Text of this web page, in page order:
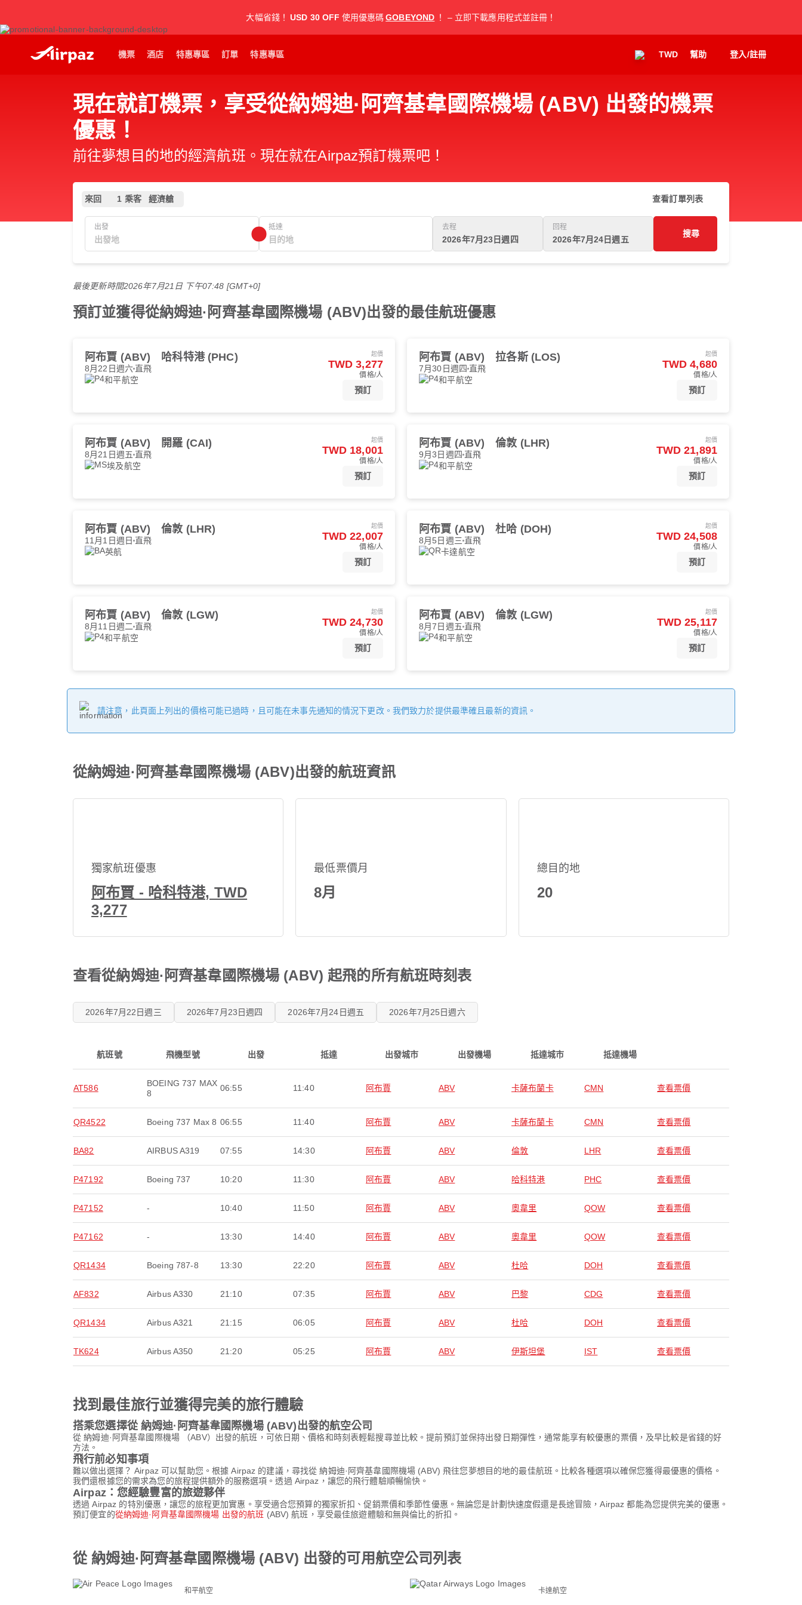
大幅省錢！ USD 30 OFF 使用優惠碼 GOBEYOND ！ – 立即下載應用程式並註冊！
機票 酒店 特惠專區 訂單 特惠專區 TWD 幫助 登入/註冊
現在就訂機票，享受從納姆迪·阿齊基韋國際機場 (ABV) 出發的機票
優惠！
前往夢想目的地的經濟航班。現在就在Airpaz預訂機票吧！
來回 1 乘客 經濟艙 查看訂單列表
出發 抵達 去程
2026年7月23日週四
回程
2026年7月24日週五
搜尋
最後更新時間2026年7月21日 下午07:48 [GMT+0]
預訂並獲得從納姆迪·阿齊基韋國際機場 (ABV)出發的最佳航班優惠
阿布賈 (ABV) 哈科特港 (PHC)
8月22日週六直飛
和平航空
起價
TWD 3,277
價格/人
預訂
阿布賈 (ABV) 拉各斯 (LOS)
7月30日週四 直飛
和平航空
起價
TWD 4,680
價格/人
預訂
阿布賈 (ABV) 開羅 (CAI)
8月21日週五 直飛
埃及航空
起價
TWD 18,001
價格/人
預訂
阿布賈 (ABV) 倫敦 (LHR)
9月3日週四 直飛
和平航空
起價
TWD 21,891
價格/人
預訂
阿布賈 (ABV) 倫敦 (LHR)
11月1日週日 直飛
英航
起價
TWD 22,007
價格/人
預訂
阿布賈 (ABV) 杜哈 (DOH)
8月5日週三 直飛
卡達航空
起價
TWD 24,508
價格/人
預訂
阿布賈 (ABV) 倫敦 (LGW)
8月11日週二 直飛
和平航空
起價
TWD 24,730
價格/人
預訂
阿布賈 (ABV) 倫敦 (LGW)
8月7日週五 直飛
和平航空
起價
TWD 25,117
價格/人
預訂
請注意，此頁面上列出的價格可能已過時，且可能在未事先通知的情況下更改。我們致力於提供最準確且最新的資訊。
從納姆迪·阿齊基韋國際機場 (ABV)出發的航班資訊
獨家航班優惠
阿布賈 - 哈科特港, TWD
3,277
最低票價月
8月
總目的地
20
查看從納姆迪·阿齊基韋國際機場 (ABV) 起飛的所有航班時刻表
2026年7月22日週三 2026年7月23日週四 2026年7月24日週五 2026年7月25日週六
航班號 飛機型號 出發 抵達 出發城市 出發機場 抵達城市 抵達機場
AT586
BOEING 737 MAX
8
06:55 11:40 阿布賈 ABV 卡薩布蘭卡 CMN 查看票價
QR4522 Boeing 737 Max 8 06:55 11:40 阿布賈 ABV 卡薩布蘭卡 CMN 查看票價
BA82 AIRBUS A319 07:55 14:30 阿布賈 ABV 倫敦 LHR 查看票價
P47192 Boeing 737 10:20 11:30 阿布賈 ABV 哈科特港 PHC 查看票價
P47152 - 10:40 11:50 阿布賈 ABV 奧韋里 QOW 查看票價
P47162 - 13:30 14:40 阿布賈 ABV 奧韋里 QOW 查看票價
QR1434 Boeing 787-8 13:30 22:20 阿布賈 ABV 杜哈 DOH 查看票價
AF832 Airbus A330 21:10 07:35 阿布賈 ABV 巴黎 CDG 查看票價
QR1434 Airbus A321 21:15 06:05 阿布賈 ABV 杜哈 DOH 查看票價
TK624 Airbus A350 21:20 05:25 阿布賈 ABV 伊斯坦堡 IST 查看票價
找到最佳旅行並獲得完美的旅行體驗
搭乘您選擇從 納姆迪·阿齊基韋國際機場 (ABV)出發的航空公司
從 納姆迪·阿齊基韋國際機場 （ABV）出發的航班，可依日期、價格和時刻表輕鬆搜尋並比較。提前預訂並保持出發日期彈性，通常能享有較優惠的票價，及早比較是省錢的好
方法。
飛行前必知事項
難以做出選擇？ Airpaz 可以幫助您。根據 Airpaz 的建議，尋找從 納姆迪·阿齊基韋國際機場 (ABV) 飛往您夢想目的地的最佳航班。比較各種選項以確保您獲得最優惠的價格。
我們還根據您的需求為您的旅程提供額外的服務選項。透過 Airpaz，讓您的飛行體驗順暢愉快。
Airpaz：您經驗豐富的旅遊夥伴
透過 Airpaz 的特別優惠，讓您的旅程更加實惠。享受適合您預算的獨家折扣、促銷票價和季節性優惠。無論您是計劃快速度假還是長途冒險，Airpaz 都能為您提供完美的優惠。
預訂便宜的從納姆迪·阿齊基韋國際機場 出發的航班 (ABV) 航班，享受最佳旅遊體驗和無與倫比的折扣。
從 納姆迪·阿齊基韋國際機場 (ABV) 出發的可用航空公司列表
和平航空 卡達航空